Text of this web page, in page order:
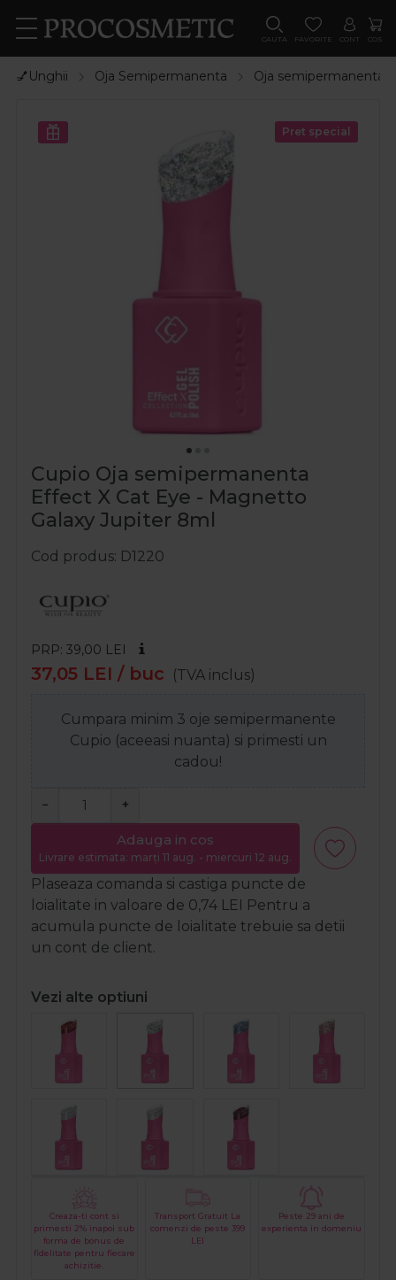
CAUTA FAVORITE CONT COS
💅Unghii Oja Semipermanenta Oja semipermanenta
Pret special
Cupio Oja semipermanenta
Effect X Cat Eye - Magnetto
Galaxy Jupiter 8ml
Cod produs D1220
PRP: 39,00 LEI
37,05 LEI / buc (TVA inclus)
Cumpara minim 3 oje semipermanente
Cupio (aceeasi nuanta) si primesti un
cadou!
− +
Adauga in cos
Livrare estimata: marți 11 aug. - miercuri 12 aug.
Plaseaza comanda si castiga puncte de
loialitate in valoare de 0,74 LEI Pentru a
acumula puncte de loialitate trebuie sa detii
un cont de client.
Vezi alte optiuni
Creaza-ti cont si
primesti 2% inapoi sub
forma de bonus de
fidelitate pentru fiecare
achizitie.
Transport Gratuit La
comenzi de peste 399
LEI
Peste 29 ani de
experienta in domeniu